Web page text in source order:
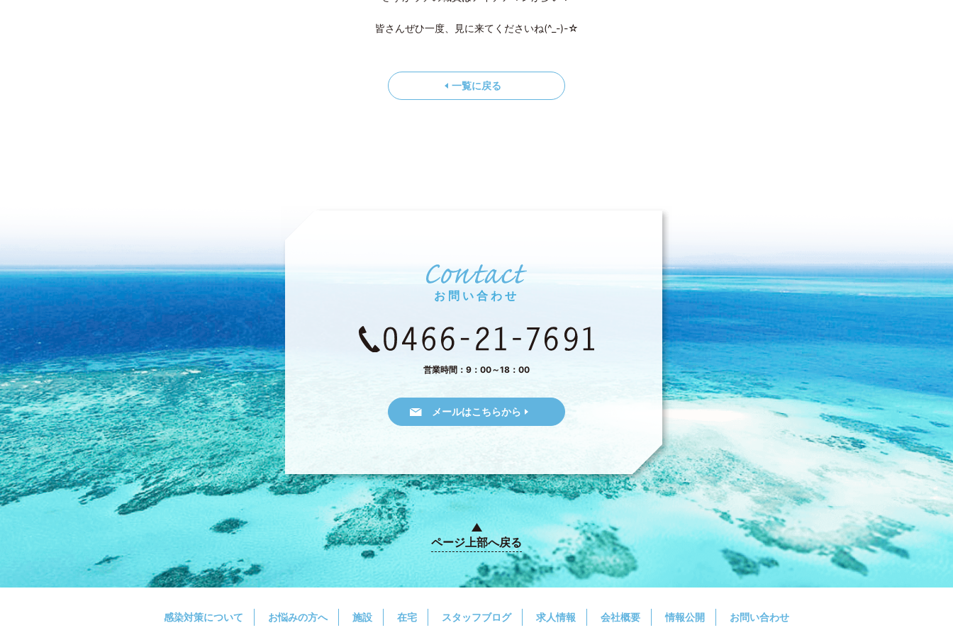
皆さんぜひ一度、見に来てくださいね(^_-)-☆
一覧に戻る
お問い合わせ
営業時間：9：00～18：00
メールはこちらから
ページ上部へ戻る
感染対策について お悩みの方へ 施設 在宅 スタッフブログ 求人情報 会社概要 情報公開 お問い合わせ